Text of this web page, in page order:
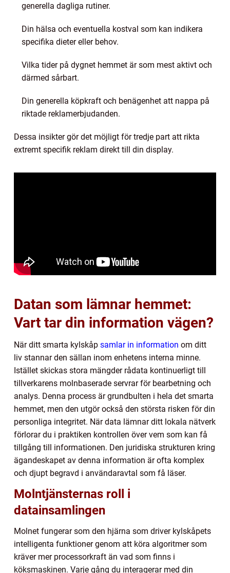
generella dagliga rutiner.
Din hälsa och eventuella kostval som kan indikera
specifika dieter eller behov.
Vilka tider på dygnet hemmet är som mest aktivt och
därmed sårbart.
Din generella köpkraft och benägenhet att nappa på
riktade reklamerbjudanden.
Dessa insikter gör det möjligt för tredje part att rikta
extremt specifik reklam direkt till din display.
Datan som lämnar hemmet:
Vart tar din information vägen?
När ditt smarta kylskåp samlar in information om ditt
liv stannar den sällan inom enhetens interna minne.
Istället skickas stora mängder rådata kontinuerligt till
tillverkarens molnbaserade servrar för bearbetning och
analys. Denna process är grundbulten i hela det smarta
hemmet, men den utgör också den största risken för din
personliga integritet. När data lämnar ditt lokala nätverk
förlorar du i praktiken kontrollen över vem som kan få
tillgång till informationen. Den juridiska strukturen kring
ägandeskapet av denna information är ofta komplex
och djupt begravd i användaravtal som få läser.
Molntjänsternas roll i
datainsamlingen
Molnet fungerar som den hjärna som driver kylskåpets
intelligenta funktioner genom att köra algoritmer som
kräver mer processorkraft än vad som finns i
köksmaskinen. Varje gång du interagerar med din